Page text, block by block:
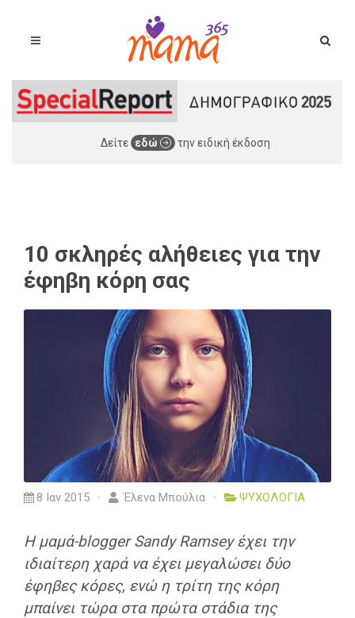
Δείτε εδώ την ειδική έκδοση
10 σκληρές αλήθειες για την
έφηβη κόρη σας
8 Ιαν 2015 Έλενα Μπούλια ΨΥΧΟΛΟΓΙΑ
H μαμά-blogger Sandy Ramsey έχει την
ιδιαίτερη χαρά να έχει μεγαλώσει δύο
έφηβες κόρες, ενώ η τρίτη της κόρη
μπαίνει τώρα στα πρώτα στάδια της